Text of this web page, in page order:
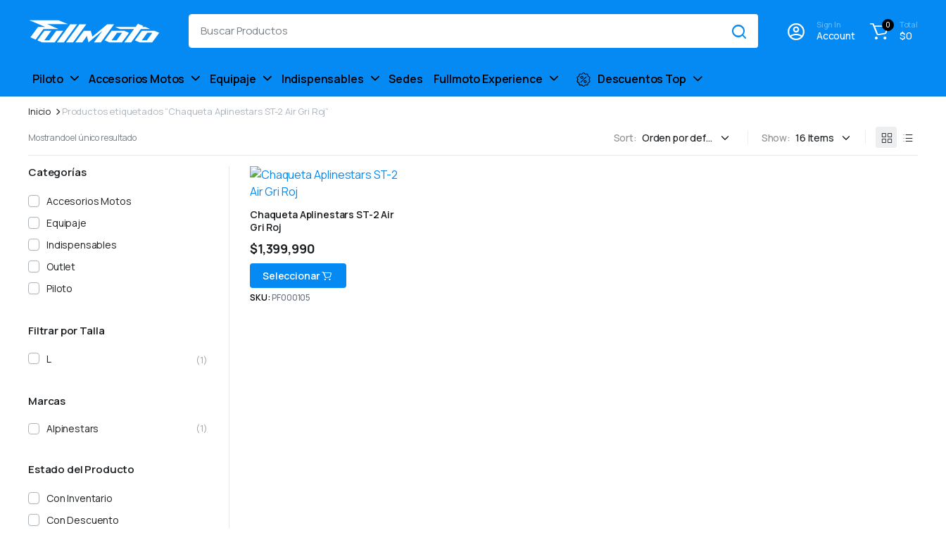
Sign In
Account
0 Total
$0
Piloto Accesorios Motos Equipaje Indispensables Sedes Fullmoto Experience Descuentos Top
Inicio Productos etiquetados “Chaqueta Aplinestars ST-2 Air Gri Roj”
Mostrando el único resultado Sort: Show:
Chaqueta Aplinestars ST-2 Air
Gri Roj
$1,399,990
Seleccionar
SKU: PF000105
Categorías
Accesorios Motos
Equipaje
Indispensables
Outlet
Piloto
Filtrar por Talla
L (1)
Marcas
Alpinestars (1)
Estado del Producto
Con Inventario
Con Descuento